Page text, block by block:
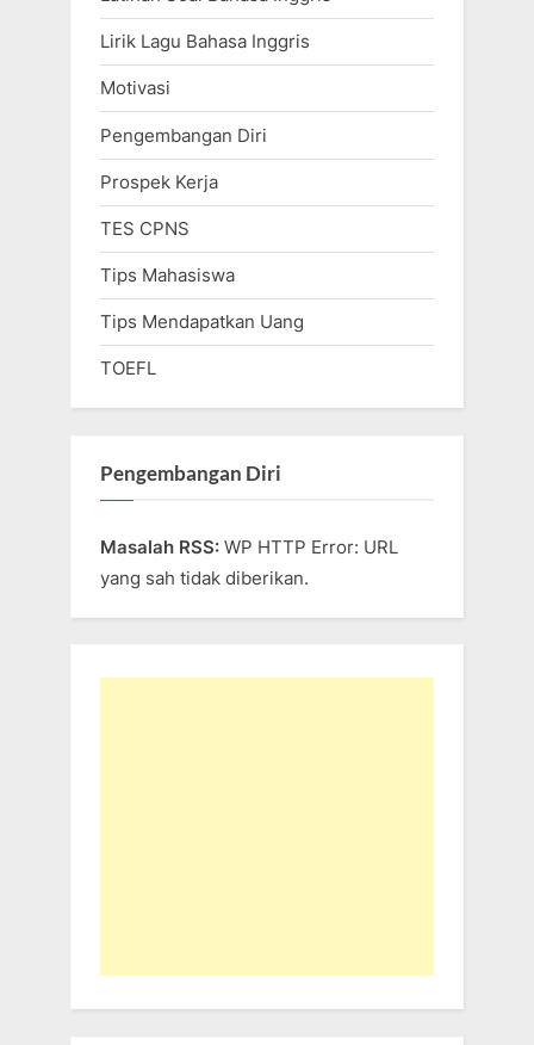
Lirik Lagu Bahasa Inggris
Motivasi
Pengembangan Diri
Prospek Kerja
TES CPNS
Tips Mahasiswa
Tips Mendapatkan Uang
TOEFL
Pengembangan Diri
Masalah RSS: WP HTTP Error: URL
yang sah tidak diberikan.